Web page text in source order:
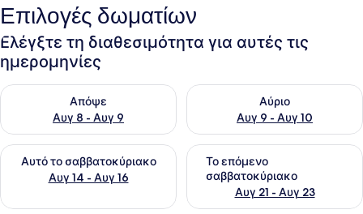
Επιλογές δωματίων
Ελέγξτε τη διαθεσιμότητα για αυτές τις
ημερομηνίες
Απόψε
Αυγ 8 - Αυγ 9
Έλεγχος διαθεσιμότητας για απόψε Αυγ 8 - Αυγ 9
Αύριο
Αυγ 9 - Αυγ 10
Έλεγχος διαθεσιμότητας
Αυτό το σαββατοκύριακο
Αυγ 14 - Αυγ 16
Έλεγχος διαθεσιμότητας για αυτό το σαββατοκύριακο Αυγ
Το επόμενο
σαββατοκύριακο
Αυγ 21 - Αυγ 23
Έλεγχος διαθεσιμότητας